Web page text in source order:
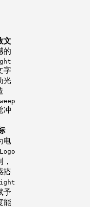
文
的
字
光
冲
电
搭
予
能